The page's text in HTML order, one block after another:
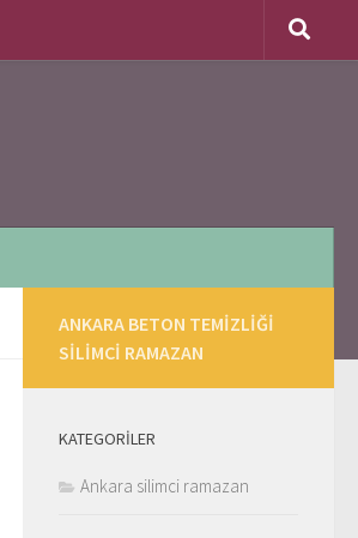
ANKARA BETON TEMIZLIĞI
SILIMCI RAMAZAN
KATEGORILER
Ankara silimci ramazan